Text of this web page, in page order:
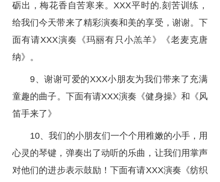
砺出，梅花香自苦寒来。XXX平时的.刻苦训练，
给我们今天带来了精彩演奏和美的享受，谢谢。下
面有请XXX演奏《玛丽有只小羔羊》《老麦克唐
纳》。
9、谢谢可爱的XXX小朋友为我们带来了充满
童趣的曲子。下面有请XXX演奏《健身操》和《风
笛手来了》
10、我们的小朋友们一个个用稚嫩的小手，用
心灵的琴键，弹奏出了动听的乐曲，让我们用掌声
对他们的进步表示鼓励！下面有请XXX演奏《纺织